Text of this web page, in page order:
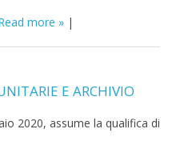
more |
E ARCHIVIO
2020, assume la qualifica di